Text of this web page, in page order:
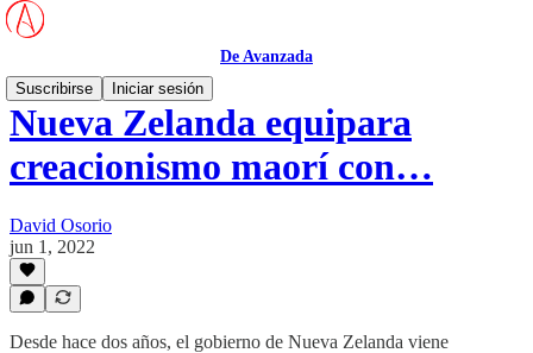
De Avanzada
Suscribirse
Iniciar sesión
Nueva Zelanda equipara
creacionismo maorí con…
David Osorio
jun 1, 2022
Desde hace dos años, el gobierno de Nueva Zelanda viene